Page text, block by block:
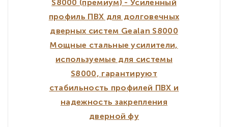
S8000 (премиум) - Усиленный
профиль ПВХ для долговечных
дверных систем Gealan S8000
Мощные стальные усилители,
используемые для системы
S8000, гарантируют
стабильность профилей ПВХ и
надежность закрепления
дверной фу